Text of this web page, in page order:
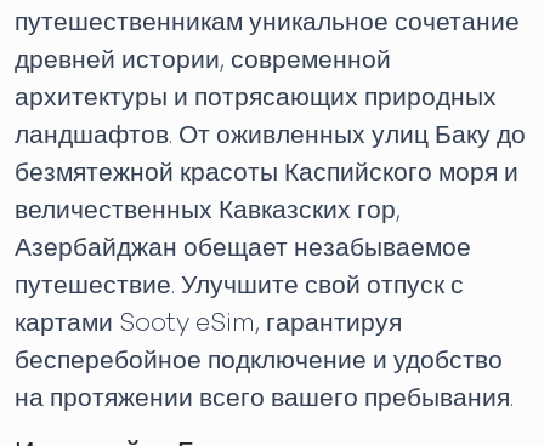
путешественникам уникальное сочетание
древней истории, современной
архитектуры и потрясающих природных
ландшафтов. От оживленных улиц Баку до
безмятежной красоты Каспийского моря и
величественных Кавказских гор,
Азербайджан обещает незабываемое
путешествие. Улучшите свой отпуск с
картами Sooty eSim, гарантируя
бесперебойное подключение и удобство
на протяжении всего вашего пребывания.